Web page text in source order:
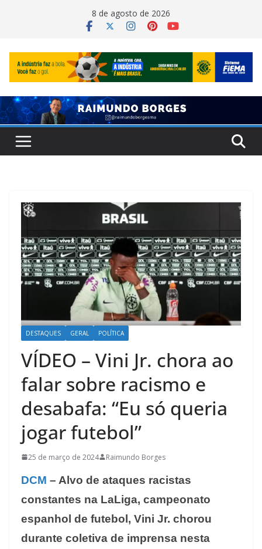
8 de agosto de 2026
DESTAQUES GERAL POLÍTICA
VÍDEO – Vini Jr. chora ao
falar sobre racismo e
desabafa: “Eu só queria
jogar futebol”
25 de março de 2024 Raimundo Borges
DCM – Alvo de ataques racistas
constantes na LaLiga, campeonato
espanhol de futebol, Vini Jr. chorou
durante coletiva de imprensa nesta